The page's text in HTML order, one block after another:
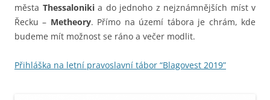
města Thessalonikia do jednoho z nejznámnějších míst v
Řecku – Metheory. Přímo na území tábora je chrám, kde
budeme mít možnost se ráno a večer modlit.
Přihláška na letní pravoslavní tábor “Blagovest 2019”